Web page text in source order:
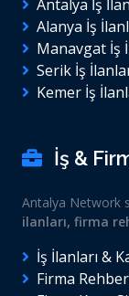
Antalya İş
Alanya İş
Manavgat İş
Serik İş
Kemer İş
İş &
Antalya Network
ilanları, firma
İş İlanları &
Firma